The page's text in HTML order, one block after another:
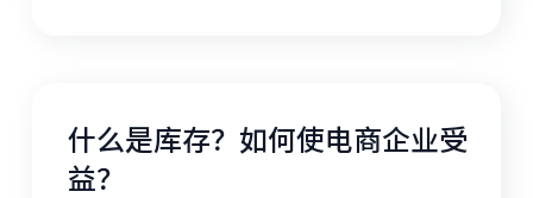
什么是库存？如何使电商企业受
益？